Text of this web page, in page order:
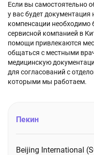
Если вы самостоятельно
у вас будет
компенсации необходимо
сервисной компанией в
помощи привлекаются
общаться с местными
медицинскую
для согласований с
которыми мы работаем.
Пекин
Beijing International